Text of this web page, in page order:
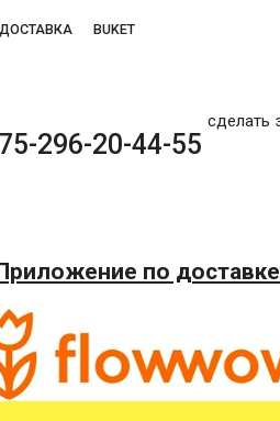
BUKET
296-20-44-55
сделать
по